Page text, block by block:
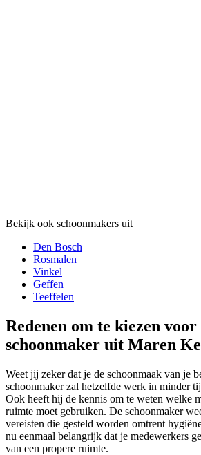
Bekijk ook schoonmakers uit
Den Bosch
Rosmalen
Vinkel
Geffen
Teeffelen
Redenen om te kiezen voor
schoonmaker uit Maren
Weet jij zeker dat je de schoonmaak van je
schoonmaker zal hetzelfde werk in minder
Ook heeft hij de kennis om te weten welke
ruimte moet gebruiken. De schoonmaker
vereisten die gesteld worden omtrent
nu eenmaal belangrijk dat je medewerkers
van een propere ruimte.